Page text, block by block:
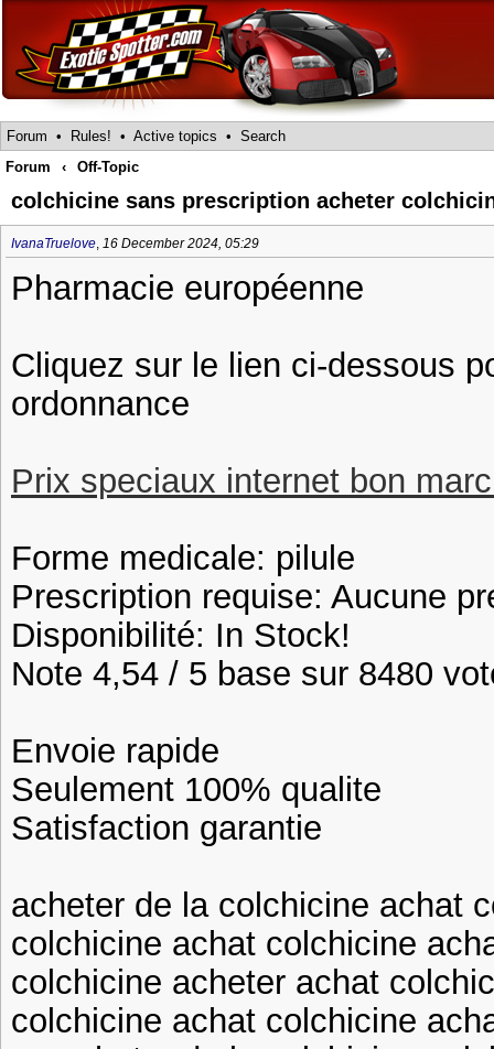
Forum • Rules! • Active topics • Search
Forum
‹ Off-Topic
colchicine sans prescription acheter
IvanaTruelove, 16 December 2024, 05:29
Pharmacie européenne
Cliquez sur le lien ci-dessous
ordonnance
Prix speciaux internet bon
Forme medicale: pilule
Prescription requise: Aucune
Disponibilité: In Stock!
Note 4,54 / 5 base sur 8480
Envoie rapide
Seulement 100% qualite
Satisfaction garantie
acheter de la colchicine achat
colchicine achat colchicine
colchicine acheter achat
colchicine achat colchicine